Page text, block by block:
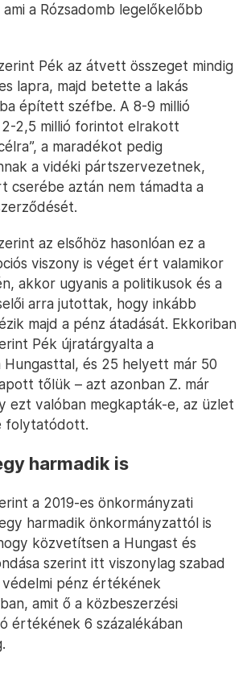
a Rózsadomb legelőkelőbb
Pék az átvett összeget mindig
lapra, majd betette a lakás
épített széfbe. A 8-9 millió
2,5 millió forintot elrakott
a maradékot pedig
a vidéki pártszervezetnek,
cserébe aztán nem támadta a
az elsőhöz hasonlóan ez a
viszony is véget ért valamikor
akkor ugyanis a politikusok és a
arra jutottak, hogy inkább
majd a pénz átadását. Ekkoriban
Pék újratárgyalta a
Hungasttal, és 25 helyett már 50
tőlük – azt azonban Z. már
ezt valóban megkapták-e, az üzlet
folytatódott.
harmadik is
a 2019-es önkormányzati
harmadik önkormányzattól is
közvetítsen a Hungast és
szerint itt viszonylag szabad
pénz értékének
amit ő a közbeszerzési
értékének 6 százalékában